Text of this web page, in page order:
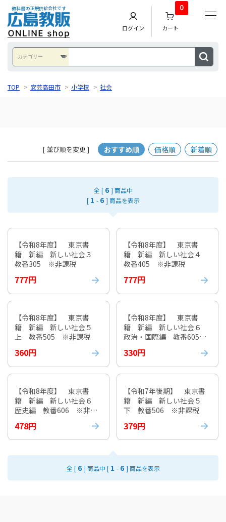
教科書の正規供給会社です
ログイン カート
0
TOP > 安芸高田市 > 小学校 > 社会
[ 並び順を変更 ] おすすめ順 価格順 新着順
全 [ 6 ] 商品中
[ 1 - 6 ] 商品を表示
【令和8年度】 東京書
籍 新編 新しい社会３
教番305 ※非課税
777円
【令和8年度】 東京書
籍 新編 新しい社会４
教番405 ※非課税
777円
【令和8年度】 東京書
籍 新編 新しい社会５
上 教番505 ※非課税
360円
【令和8年度】 東京書
籍 新編 新しい社会６
政治・国際編 教番605
330円
【令和8年度】 東京書
籍 新編 新しい社会６
歴史編 教番606 ※非課
478円
【令和7年後期】 東京書
籍 新編 新しい社会５
下 教番506 ※非課税
379円
全 [ 6 ] 商品中 [ 1 - 6 ] 商品を表示